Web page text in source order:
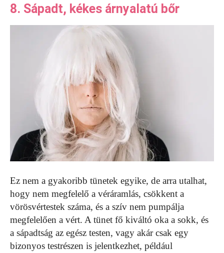
8. Sápadt, kékes árnyalatú bőr
Ez nem a gyakoribb tünetek egyike, de arra utalhat,
hogy nem megfelelő a véráramlás, csökkent a
vörösvértestek száma, és a szív nem pumpálja
megfelelően a vért. A tünet fő kiváltó oka a sokk, és
a sápadtság az egész testen, vagy akár csak egy
bizonyos testrészen is jelentkezhet, például